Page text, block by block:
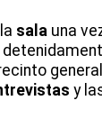
sala una
y